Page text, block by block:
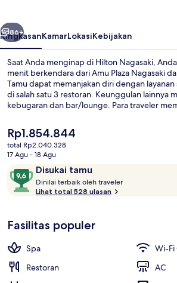
Berikutnya
86+
RingkasanKamarLokasiKebijakan
Saat Anda menginap di Hilton Nagasaki,
menit berkendara dari Amu Plaza Nagasaki
Tamu dapat memanjakan diri dengan
di salah satu 3 restoran. Keunggulan lainnya
kebugaran dan bar/lounge. Para traveler
Harga
saat
ini
Rp1.854.844
total Rp2.040.328
17 Agu - 18 Agu
Ulasan Disukai tamu
9,6
dari
10,
tamu
Dinilai terbaik oleh traveler
Lihat total 528 ulasan
Fasilitas populer
Spa
Wi-Fi
Restoran
AC